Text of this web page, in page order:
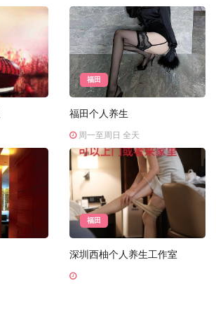
福田
福田个人养生
周一至周日 全天
福田
深圳西柚个人养生工作室